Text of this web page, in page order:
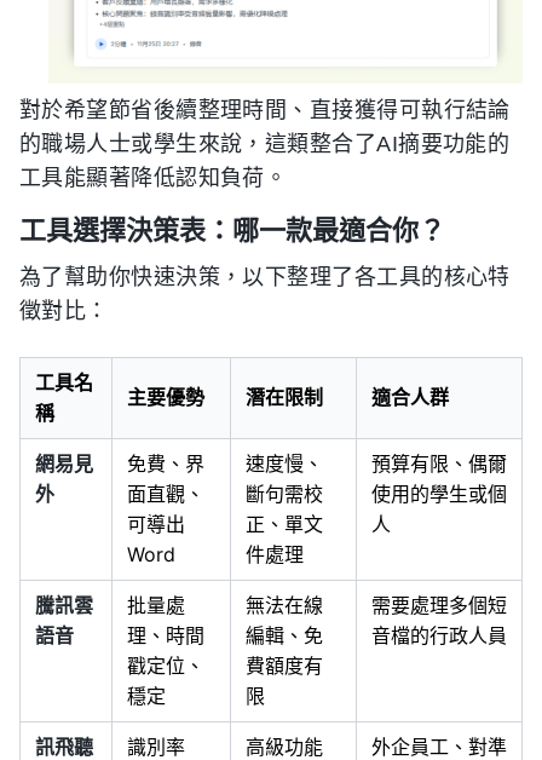
對於希望節省後續整理時間、直接獲得可執行結論
的職場人士或學生來說，這類整合了AI摘要功能的
工具能顯著降低認知負荷。
工具選擇決策表：哪一款最適合你？
為了幫助你快速決策，以下整理了各工具的核心特
徵對比：
工具名
稱
主要優勢 潛在限制 適合人群
網易見
外
免費、界
面直觀、
可導出
Word
速度慢、
斷句需校
正、單文
件處理
預算有限、偶爾
使用的學生或個
人
騰訊雲
語音
批量處
理、時間
戳定位、
穩定
無法在線
編輯、免
費額度有
限
需要處理多個短
音檔的行政人員
訊飛聽
識別率
高級功能
外企員工、對準